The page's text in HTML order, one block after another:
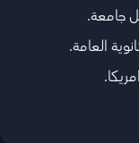
جامعة.